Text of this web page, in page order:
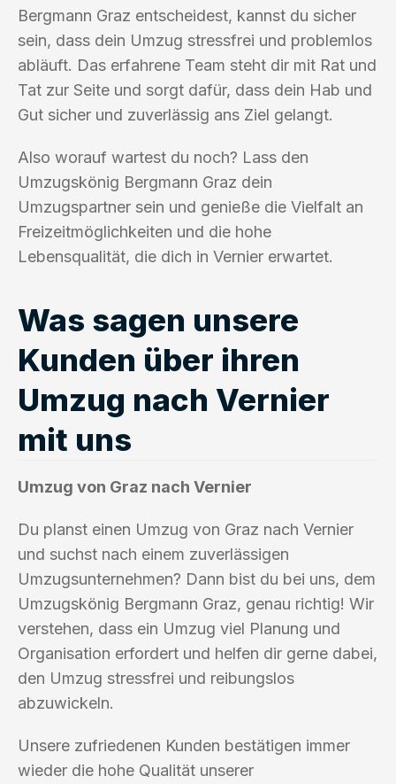
Bergmann Graz entscheidest, kannst du sicher
sein, dass dein Umzug stressfrei und problemlos
abläuft. Das erfahrene Team steht dir mit Rat und
Tat zur Seite und sorgt dafür, dass dein Hab und
Gut sicher und zuverlässig ans Ziel gelangt.
Also worauf wartest du noch? Lass den
Umzugskönig Bergmann Graz dein
Umzugspartner sein und genieße die Vielfalt an
Freizeitmöglichkeiten und die hohe
Lebensqualität, die dich in Vernier erwartet.
Was sagen unsere
Kunden über ihren
Umzug nach Vernier
mit uns
Umzug von Graz nach Vernier
Du planst einen Umzug von Graz nach Vernier
und suchst nach einem zuverlässigen
Umzugsunternehmen? Dann bist du bei uns, dem
Umzugskönig Bergmann Graz, genau richtig! Wir
verstehen, dass ein Umzug viel Planung und
Organisation erfordert und helfen dir gerne dabei,
den Umzug stressfrei und reibungslos
abzuwickeln.
Unsere zufriedenen Kunden bestätigen immer
wieder die hohe Qualität unserer